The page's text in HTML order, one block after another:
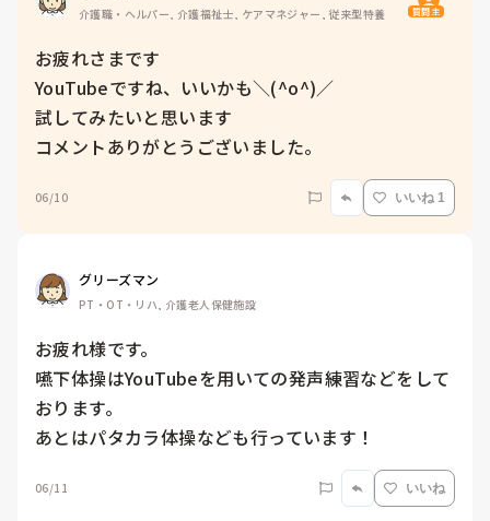
介護職・ヘルパー, 介護福祉士, ケアマネジャー, 従来型特養 質問主
お疲れさまです
YouTubeですね、いいかも＼(^o^)／
試してみたいと思います
06/10 いいね 1
グリーズマン
PT・OT・リハ, 介護老人保健施設
お疲れ様です。
嚥下体操はYouTubeを用いての発声練習などをして
おります。
あとはパタカラ体操なども行っています！
06/11 いいね